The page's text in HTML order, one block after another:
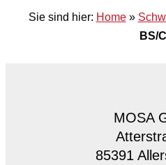
Sie sind hier: Home»
BS/
MOSA
85391